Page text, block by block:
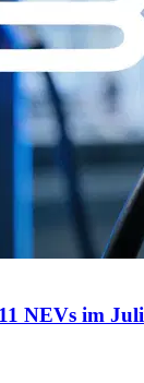
NEVs im Juli